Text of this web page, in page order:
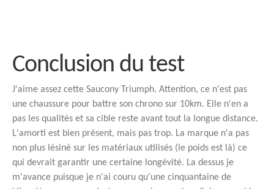
Conclusion du test
J'aime assez cette Saucony Triumph. Attention, ce n'est pas
une chaussure pour battre son chrono sur 10km. Elle n'en a
pas les qualités et sa cible reste avant tout la longue distance.
L'amorti est bien présent, mais pas trop. La marque n'a pas
non plus lésiné sur les matériaux utilisés (le poids est là) ce
qui devrait garantir une certaine longévité. La dessus je
m'avance puisque je n'ai couru qu'une cinquantaine de